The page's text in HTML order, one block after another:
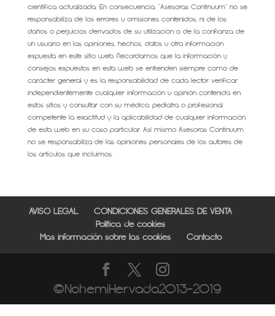
científica actualizada. En consecuencia, “Asesoras Continuum” no se
responsabiliza de los errores u omisiones contenidos, ni de los
daños o perjuicios derivados de su utilización o de la confianza de
un usuario en las opiniones, hechos, datos u otra información
expuesta en este sitio web. Recordamos que la información y
consejos expuestos en esta web se entienden siempre como de
carácter general y es la responsabilidad de cada lector verificar
independientemente cualquier información u opinión contenida en
estos sitios y consultar con su médico, pediatra o profesional
competente la exactitud y la aplicabilidad de cualquier información
de esta web en su caso particular. Así mismo Asesoras Continuum
no se responsabiliza de las opiniones personales de los autores de
los artículos que incluimos.
AVISO LEGAL
CONDICIONES GENERALES DE VENTA
Política de cookies
Más información sobre las cookies
Contacto
©NohemiHervada2013-2019